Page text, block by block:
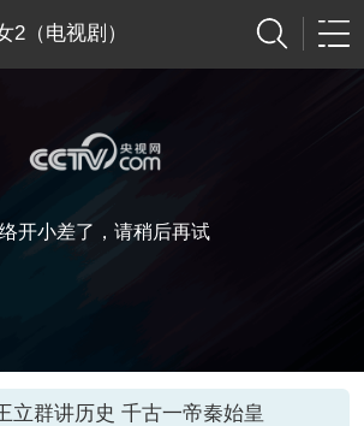
2（电视剧）
开小差了，请稍后再试
立群讲历史 千古一帝秦始皇